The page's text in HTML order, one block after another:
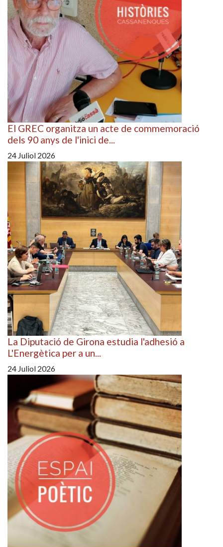
El GREC organitza un acte de commemoració
dels 90 anys de l'inici de...
24 Juliol 2026
La Diputació de Girona estudia l'adhesió a
L'Energètica per a un...
24 Juliol 2026